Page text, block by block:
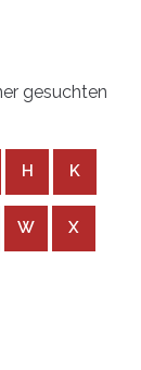
gesuchten
H K
W X